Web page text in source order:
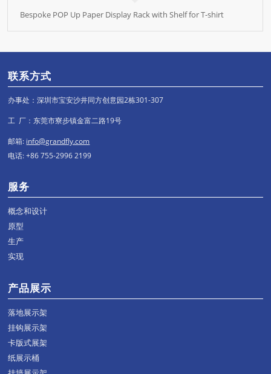
Bespoke POP Up Paper Display Rack with Shelf for T-shirt
联系方式
办事处：深圳市宝安沙井同方创意园2栋301-307
工 厂：东莞市寮步镇金富二路19号
邮箱: info@grandfly.com
电话: +86 755-2996 2199
服务
概念和设计
原型
生产
实现
产品展示
落地展示架
挂钩展示架
卡版式展架
纸展示桶